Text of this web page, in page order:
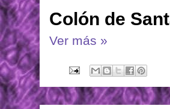
Colón de
Ver más »